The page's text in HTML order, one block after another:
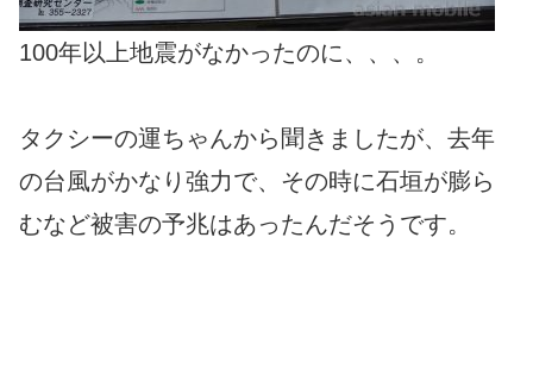
100年以上地震がなかったのに、、、。
タクシーの運ちゃんから聞きましたが、去年
の台風がかなり強力で、その時に石垣が膨ら
むなど被害の予兆はあったんだそうです。